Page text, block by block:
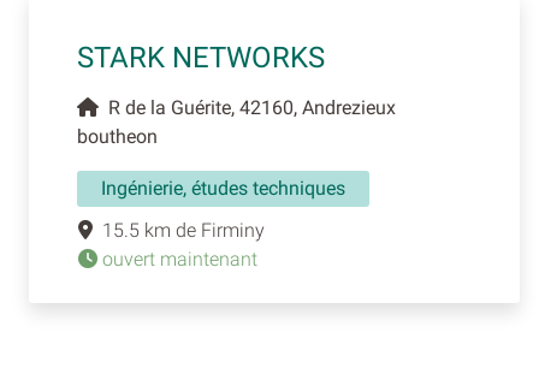
STARK NETWORKS
R de la Guérite, 42160, Andrezieux
boutheon
Ingénierie, études techniques
15.5 km de Firminy
ouvert maintenant